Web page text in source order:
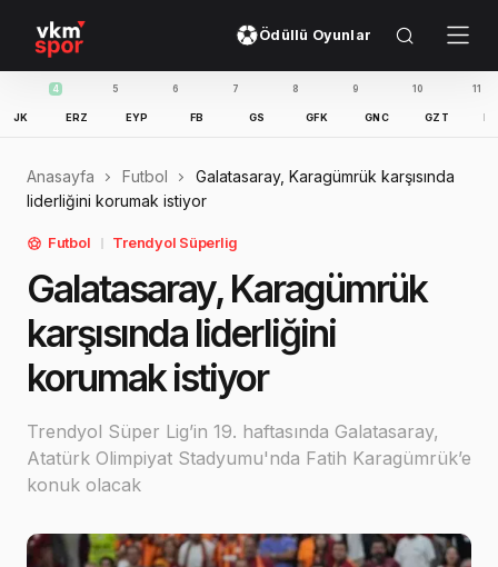
Ödüllü Oyunlar
ERZ
5
EYP
6
FB
7
GS
8
GFK
9
GNC
10
GZT
11
IBFK
12
Anasayfa Futbol
Galatasaray, Karagümrük karşısında
liderliğini korumak istiyor
Futbol Trendyol Süperlig
Galatasaray, Karagümrük
karşısında liderliğini
korumak istiyor
Trendyol Süper Lig’in 19. haftasında Galatasaray,
Atatürk Olimpiyat Stadyumu'nda Fatih Karagümrük’e
konuk olacak